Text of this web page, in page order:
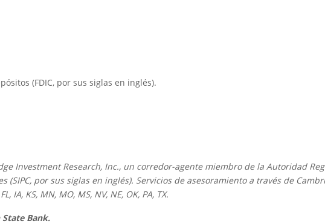
(FDIC, por sus siglas en inglés).
Investment Research, Inc., un corredor-agente miembro de la Autoridad
por sus siglas en inglés). Servicios de asesoramiento a través de
KS, MN, MO, MS, NV, NE, OK, PA, TX.
Bank.